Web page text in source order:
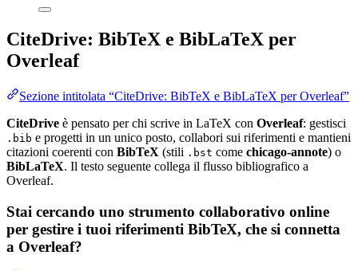
CiteDrive: BibTeX e BibLaTeX per
Overleaf
Sezione intitolata “CiteDrive: BibTeX e BibLaTeX per Overleaf”
CiteDrive è pensato per chi scrive in LaTeX con Overleaf: gestisci
.bib e progetti in un unico posto, collabori sui riferimenti e mantieni
citazioni coerenti con BibTeX (stili .bst come chicago-annote) o
BibLaTeX. Il testo seguente collega il flusso bibliografico a
Overleaf.
Stai cercando uno strumento collaborativo online
per gestire i tuoi riferimenti BibTeX, che si connetta
a Overleaf?